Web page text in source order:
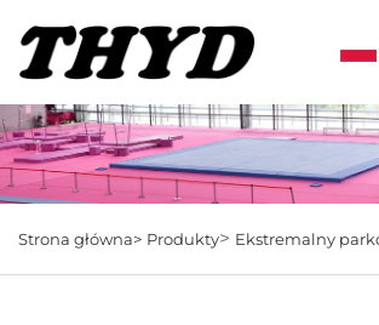
Strona główna> Produkty> Ekstremalny